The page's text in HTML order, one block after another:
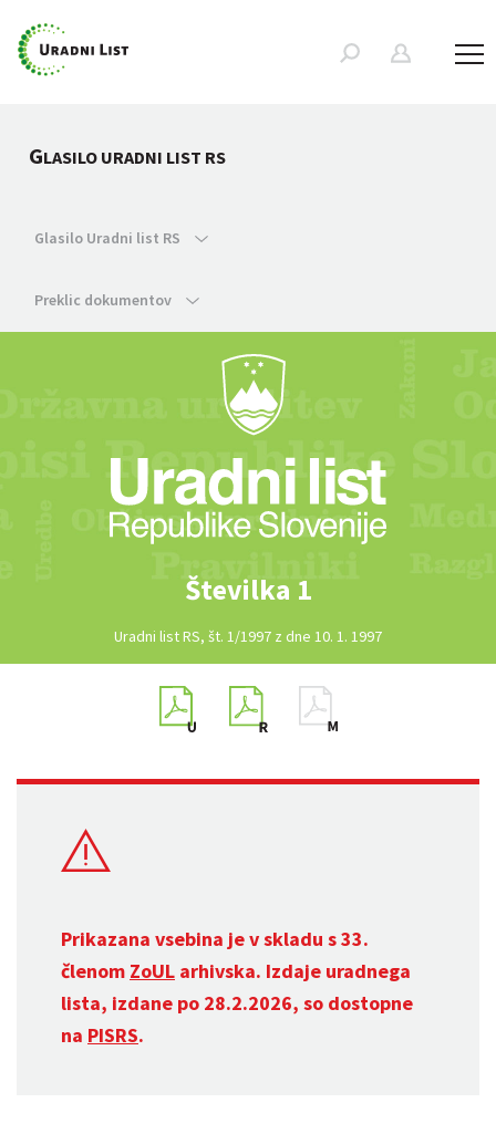
GLASILO URADNI LIST RS
Glasilo Uradni list RS
Preklic dokumentov
Številka 1
Uradni list RS, št. 1/1997 z dne 10. 1. 1997
Prikazana vsebina je v skladu s 33.
členom ZoUL arhivska. Izdaje uradnega
lista, izdane po 28.2.2026, so dostopne
na PISRS.